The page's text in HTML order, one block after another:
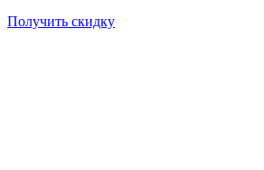
Получить скидку